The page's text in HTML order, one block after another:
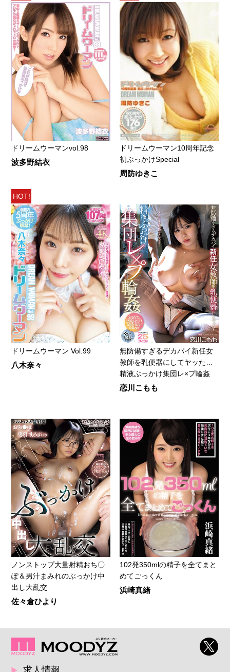
ドリームウーマンvol.98
波多野結衣
ドリームウーマン10周年記念
初ぶっかけSpecial
周防ゆきこ
HOT!
ドリームウーマン Vol.99
八木奈々
無防備すぎるデカパイ新任女
教師を乳便器にしてヤッた…
精液ぶっかけ集団レ×プ輪姦
恋川こもも
ノンストップ大量射精おち〇
ぽ＆男汁まみれのぶっかけ中
出し大乱交
佐々倉ひより
102発350mlの精子を全てまと
めてごっくん
浜崎真緒